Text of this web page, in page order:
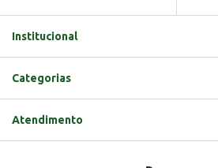
Institucional
Categorias
Atendimento